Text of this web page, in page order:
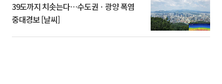
39도까지 치솟는다⋯수도권ㆍ광양 폭염
중대경보 [날씨]